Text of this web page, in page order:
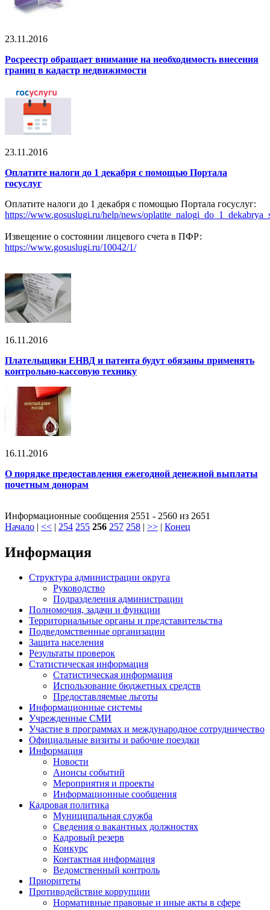
23.11.2016
Росреестр обращает внимание на необходимость внесения
границ в кадастр недвижимости
23.11.2016
Оплатите налоги до 1 декабря с помощью Портала
госуслуг
Оплатите налоги до 1 декабря с помощью Портала госуслуг:
https://www.gosuslugi.ru/help/news/
Извещение о состоянии лицевого счета в ПФР:
https://www.gosuslugi.ru/10042/1/
16.11.2016
Плательщики ЕНВД и патента будут обязаны применять
контрольно-кассовую технику
16.11.2016
О порядке предоставления ежегодной денежной выплаты
почетным донорам
Информационные сообщения 2551 - 2560 из 2651
Начало | << | 254 255 256 257 258 | >> | Конец
Информация
Структура администрации округа
Руководство
Подразделения администрации
Полномочия, задачи и функции
Территориальные органы и представительства
Подведомственные организации
Защита населения
Результаты проверок
Статистическая информация
Статистическая информация
Использование бюджетных средств
Предоставляемые льготы
Информационные системы
Учрежденные СМИ
Участие в программах и международное сотрудничество
Официальные визиты и рабочие поездки
Информация
Новости
Анонсы событий
Мероприятия и проекты
Информационные сообщения
Кадровая политика
Муниципальная служба
Сведения о вакантных должностях
Кадровый резерв
Конкурс
Контактная информация
Ведомственный контроль
Приоритеты
Противодействие коррупции
Нормативные правовые и иные акты в сфере